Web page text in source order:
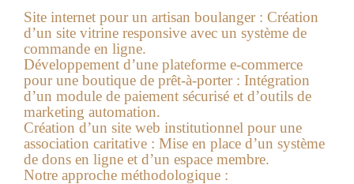
Site internet pour un artisan boulanger : Création
d’un site vitrine responsive avec un système de
commande en ligne.
Développement d’une plateforme e-commerce
pour une boutique de prêt-à-porter : Intégration
d’un module de paiement sécurisé et d’outils de
marketing automation.
Création d’un site web institutionnel pour une
association caritative : Mise en place d’un système
de dons en ligne et d’un espace membre.
Notre approche méthodologique :